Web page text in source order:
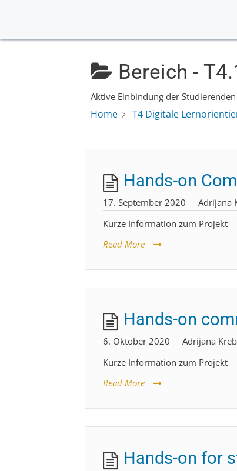
Bereich -
Aktive Einbindung der Studierenden
Home T4 Digitale
Hands-on
17. September 2020 Adrijana
Kurze Information zum Projekt
Read More
Hands-on
6. Oktober 2020 Adrijana
Kurze Information zum Projekt
Read More
Hands-on for